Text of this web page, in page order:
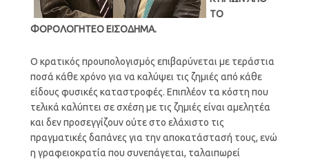
ΤΟ
ΦΟΡΟΛΟΓΗΤΕΟ ΕΙΣΟΔΗΜΑ.
Ο κρατικός προυπολογισμός επιβαρύνεται με τεράστια
ποσά κάθε χρόνο για να καλύψει τις ζημιές από κάθε
είδους φυσικές καταστροφές. Επιπλέον τα κόστη που
τελικά καλύπτει σε σχέση με τις ζημιές είναι αμελητέα
και δεν προσεγγίζουν ούτε στο ελάχιστο τις
πραγματικές δαπάνες για την αποκατάστασή τους, ενώ
η γραφειοκρατία που συνεπάγεται, ταλαιπωρεί